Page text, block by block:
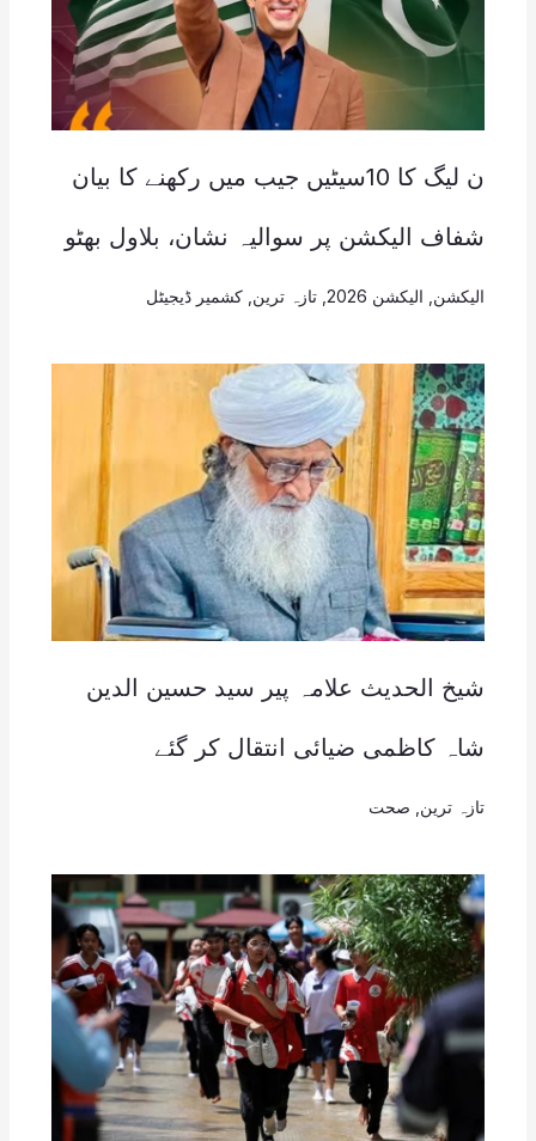
ن لیگ کا 10سیٹیں جیب میں رکھنے کا بیان
شفاف الیکشن پر سوالیہ نشان، بلاول بھٹو
الیکشن الیکشن 2026 , تازہ ترین کشمیر ڈیجیٹل
شیخ الحدیث علامہ پیر سید حسین الدین
شاہ کاظمی ضیائی انتقال کر گئے
تازہ ترین صحت